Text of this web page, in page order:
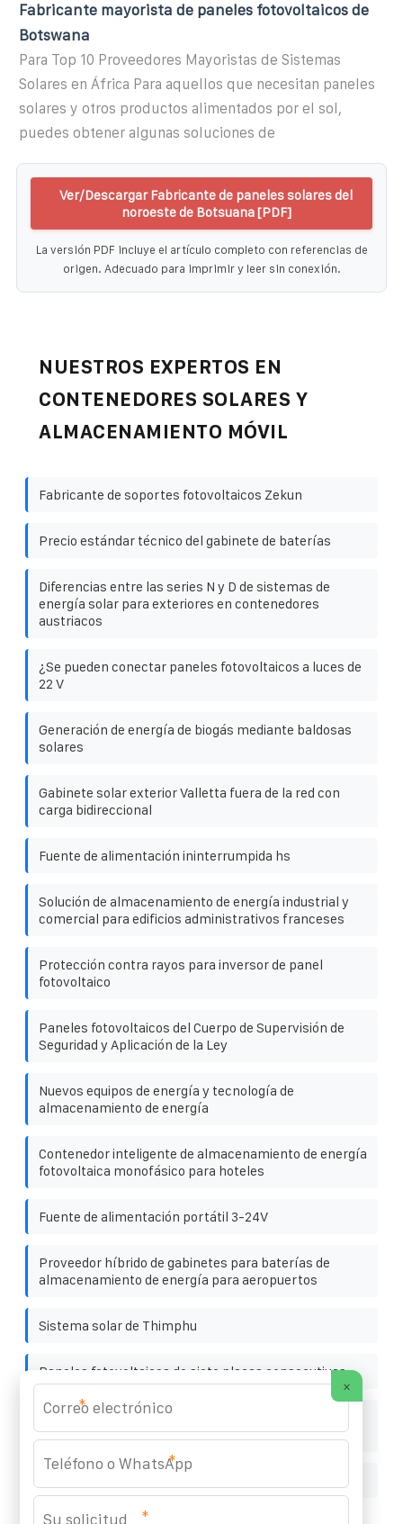
Fabricante mayorista de paneles fotovoltaicos de
Botswana
Para Top 10 Proveedores Mayoristas de Sistemas
Solares en África Para aquellos que necesitan paneles
solares y otros productos alimentados por el sol,
puedes obtener algunas soluciones de
Ver/Descargar Fabricante de paneles solares del
noroeste de Botsuana [PDF]
La versión PDF incluye el artículo completo con referencias de
origen. Adecuado para imprimir y leer sin conexión.
NUESTROS EXPERTOS EN
CONTENEDORES SOLARES Y
ALMACENAMIENTO MÓVIL
Fabricante de soportes fotovoltaicos Zekun
Precio estándar técnico del gabinete de baterías
Diferencias entre las series N y D de sistemas de
energía solar para exteriores en contenedores
austriacos
¿Se pueden conectar paneles fotovoltaicos a luces de
22 V
Generación de energía de biogás mediante baldosas
solares
Gabinete solar exterior Valletta fuera de la red con
carga bidireccional
Fuente de alimentación ininterrumpida hs
Solución de almacenamiento de energía industrial y
comercial para edificios administrativos franceses
Protección contra rayos para inversor de panel
fotovoltaico
Paneles fotovoltaicos del Cuerpo de Supervisión de
Seguridad y Aplicación de la Ley
Nuevos equipos de energía y tecnología de
almacenamiento de energía
Contenedor inteligente de almacenamiento de energía
fotovoltaica monofásico para hoteles
Fuente de alimentación portátil 3-24V
Proveedor híbrido de gabinetes para baterías de
almacenamiento de energía para aeropuertos
Sistema solar de Thimphu
Paneles fotovoltaicos de siete placas consecutivas
¿Son buenos los paneles fotovoltaicos negros ¿Se
pueden utilizar
×
*
*
*